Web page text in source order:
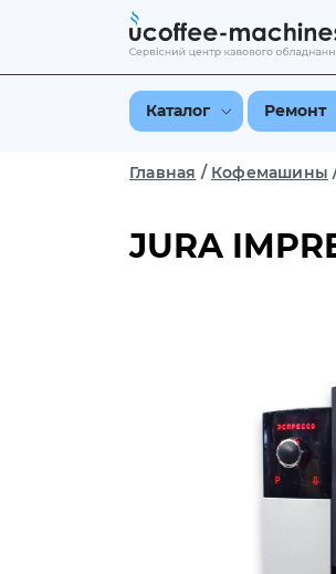
Каталог Ремонт
Главная / Кофемашины
JURA